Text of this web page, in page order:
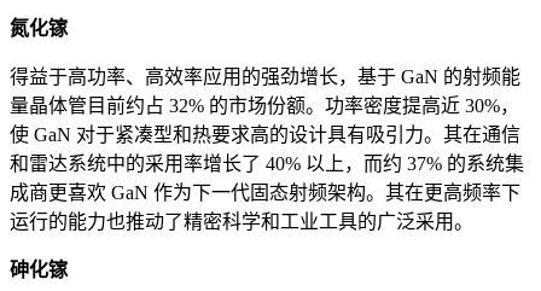
氮化镓
得益于高功率、高效率应用的强劲增长，基于 GaN 的射频能
量晶体管目前约占 32% 的市场份额。功率密度提高近 30%，
使 GaN 对于紧凑型和热要求高的设计具有吸引力。其在通信
和雷达系统中的采用率增长了 40% 以上，而约 37% 的系统集
成商更喜欢 GaN 作为下一代固态射频架构。其在更高频率下
运行的能力也推动了精密科学和工业工具的广泛采用。
砷化镓